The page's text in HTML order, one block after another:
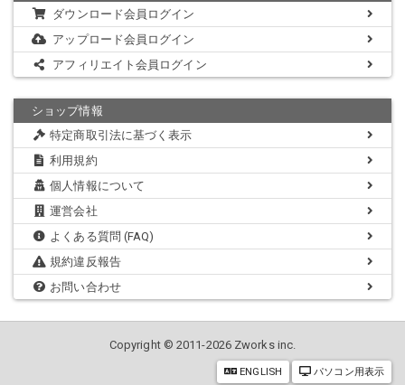
ダウンロード会員ログイン
アップロード会員ログイン
アフィリエイト会員ログイン
ショップ情報
特定商取引法に基づく表示
利用規約
個人情報について
運営会社
よくある質問 (FAQ)
規約違反報告
お問い合わせ
Copyright © 2011-2026 Zworks inc.
ENGLISH パソコン用表示